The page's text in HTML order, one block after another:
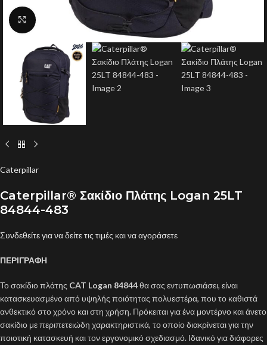
Click to enlarge
Caterpillar
Caterpillar® Σακίδιο Πλάτης Logan 25LT
84844-483
Συνδεθείτε για να δείτε τις τιμές και να αγοράσετε
ΠΕΡΙΓΡΑΦΗ
Το σακίδιο πλάτης CAT Logan 84844θα σας εντυπωσιάσει, είναι
κατασκευασμένο από υψηλής ποιότητας πολυεστέρα, που το καθιστά
ανθεκτικό στο χρόνο και στη χρήση. Πρόκειται για ένα μοντέρνο και άνετο
σακίδιο με περιπετειώδη χαρακτηριστικά, το οποίο διακρίνεται για την
ποιοτική κατασκευή και τον εργονομικό σχεδιασμό. Ιδανικό για διάφορες